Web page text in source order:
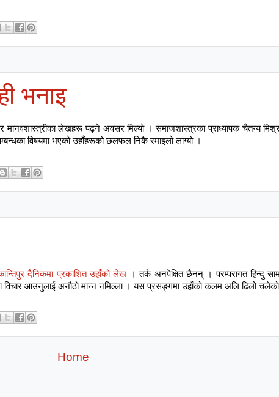
भनाइ
मानवशास्त्रीका लेखहरू पढ्ने अवसर मिल्यो । समाजशास्त्रका प्राध्यापक चैतन्य
विषयमा भएको उहाँहरूको छलफल निकै रमाइलो लाग्यो ।
दैनिकमा प्रकाशित उहाँको लेख । तर्क अनपेक्षित छैनन् । परम्परागत हिन्दु
आउनुलाई अनौठो मान्न नमिल्ला । यस प्रसङ्गमा उहाँको कलम अलि ढिलो
Home